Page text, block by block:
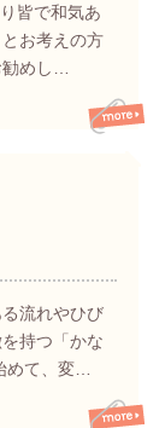
皆で和気あ
お考えの方
めし…
流れやひび
持つ「かな
めて、変…